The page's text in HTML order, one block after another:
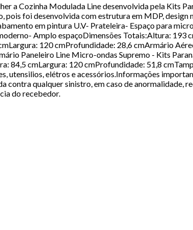
a Cozinha Modulada Line desenvolvida pela Kits
foi desenvolvida com estrutura em MDP,
em pintura U.V- Prateleira- Espaço para
Amplo espaçoDimensões Totais:Altura:
120 cmProfundidade: 28,6 cmArmário
Paneleiro Line Micro-ondas Supremo - Kits
84,5 cmLargura: 120 cmProfundidade: 51,8
utensilios, elétros e acessórios.Informações
contra qualquer sinistro, em caso de anormalidade,
do recebedor.